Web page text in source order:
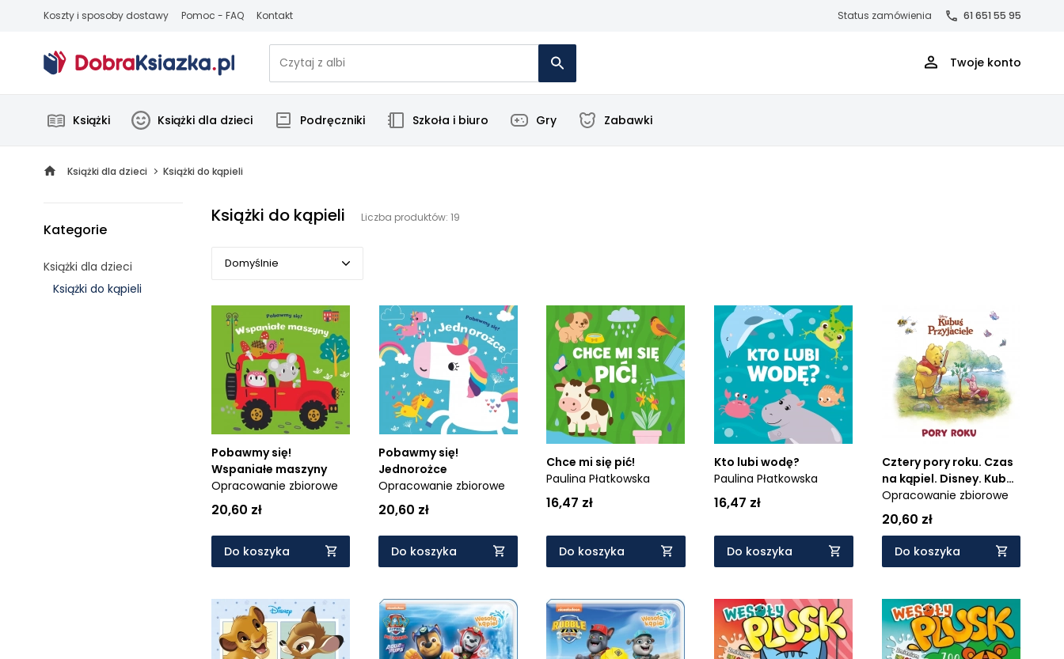
Koszty i sposoby dostawy Pomoc - FAQ Kontakt Status zamówienia 61 651 55 95
Twoje konto
Książki Książki dla dzieci Podręczniki Szkoła i biuro Gry Zabawki
Książki dla dzieci Książki do kąpieli
Kategorie
Książki dla dzieci
Książki do kąpieli
Książki do kąpieli Liczba produktów: 19
Domyślnie
Domyślnie
Popularne
Cena rosnąco
Cena malejąco
Od najnowszych
Od najstarszych
Pobawmy się!
Wspaniałe maszyny
Opracowanie zbiorowe
20,60 zł
Do koszyka
Pobawmy się!
Jednorożce
Opracowanie zbiorowe
20,60 zł
Do koszyka
Chce mi się pić!
Paulina Płatkowska
16,47 zł
Do koszyka
Kto lubi wodę?
Paulina Płatkowska
16,47 zł
Do koszyka
Cztery pory roku. Czas
na kąpiel. Disney. Kubuś
i Przyjaciele
Opracowanie zbiorowe
20,60 zł
Do koszyka